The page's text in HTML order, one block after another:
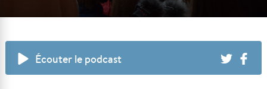
Écouter le podcast